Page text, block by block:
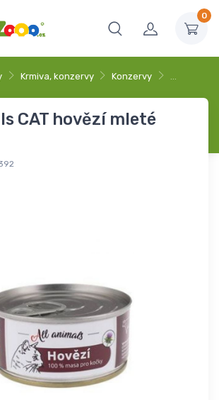
0
Krmiva, konzervy Konzervy …
CAT hovězí mleté